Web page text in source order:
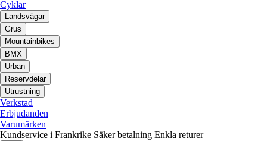
Cyklar
Landsvägar
Grus
Mountainbikes
BMX
Urban
Reservdelar
Utrustning
Verkstad
Erbjudanden
Varumärken
Kundservice i Frankrike Säker betalning Enkla returer